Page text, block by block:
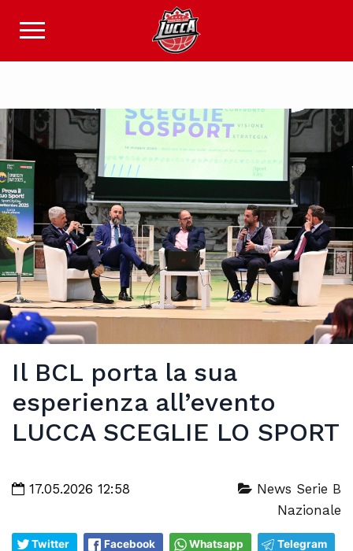
Il BCL porta la sua
esperienza all’evento
LUCCA SCEGLIE LO SPORT
17.05.2026 12:58
News Serie B
Nazionale
Twitter Facebook Whatsapp Telegram